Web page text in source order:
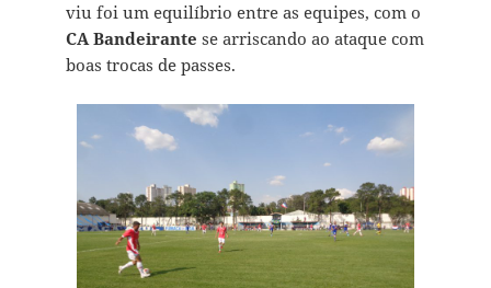
viu foi um equilíbrio entre as equipes, com o
CA Bandeirante se arriscando ao ataque com
boas trocas de passes.